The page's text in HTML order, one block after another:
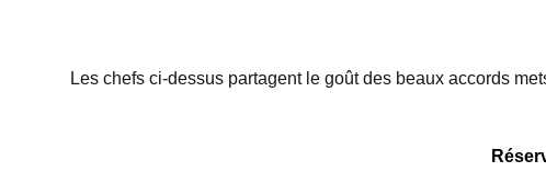
Les chefs ci-dessus partagent le goût des beaux accords